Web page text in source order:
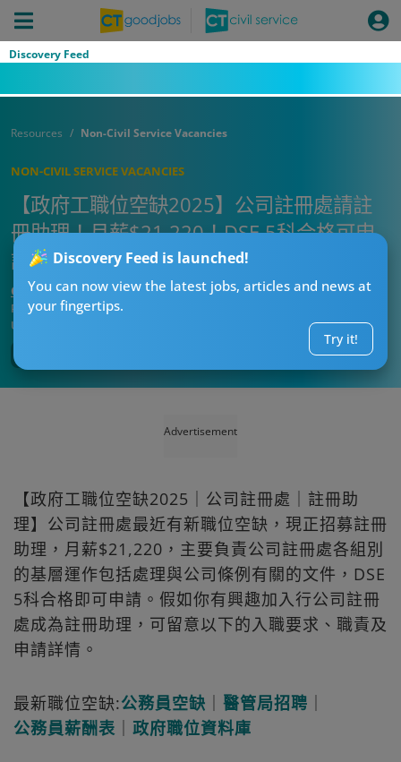
Discovery Feed
Discovery Feed is launched!
You can now view the latest jobs, articles and news at
your fingertips.
Try it!
Resources Non-Civil Service Vacancies
NON-CIVIL SERVICE VACANCIES
【政府工職位空缺2025】公司註冊處請註
冊助理！月薪$21,220！DSE 5科合格可申
請！即睇入職條件！
CT搵工偵探
Published:2025-09-15
Updated:
Advertisement
【政府工職位空缺2025｜公司註冊處｜註冊助
理】公司註冊處最近有新職位空缺，現正招募註冊
助理，月薪$21,220，主要負責公司註冊處各組別
的基層運作包括處理與公司條例有關的文件，DSE
5科合格即可申請。假如你有興趣加入行公司註冊
處成為註冊助理，可留意以下的入職要求、職責及
申請詳情。
最新職位空缺:公務員空缺 醫管局招聘
公務員薪酬表
政府職位資料庫